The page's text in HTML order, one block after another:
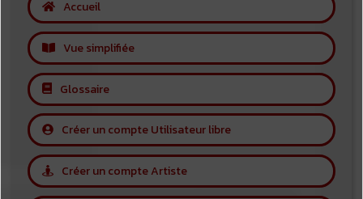
Accueil
Vue simplifiée
Glossaire
Créer un compte Utilisateur libre
Créer un compte Artiste